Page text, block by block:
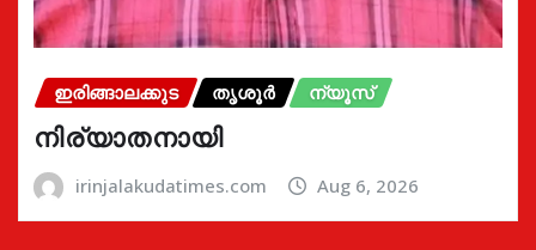
ഇരിങ്ങാലക്കുട തൃശൂർ ന്യൂസ്
നിര്യാതനായി
irinjalakudatimes.com Aug 6, 2026